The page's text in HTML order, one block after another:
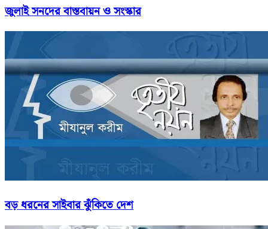
জুলাই সনদের বাস্তবায়ন ও সংস্কার
বড় ধরনের সাইবার ঝুঁকিতে দেশ